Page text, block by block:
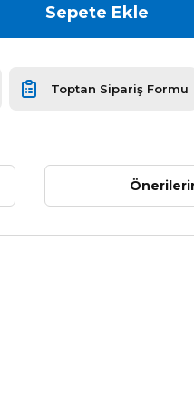
Sepete Ekle
Toptan Sipariş Formu